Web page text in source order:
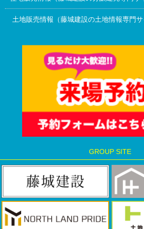
土地販売情報（藤城建設の土地情報専門サ
GROUP SITE